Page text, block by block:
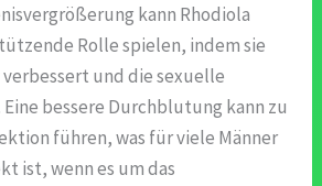
kann Rhodiola
Rolle spielen, indem sie
und die sexuelle
bessere Durchblutung kann zu
führen, was für viele Männer
ist, wenn es um das